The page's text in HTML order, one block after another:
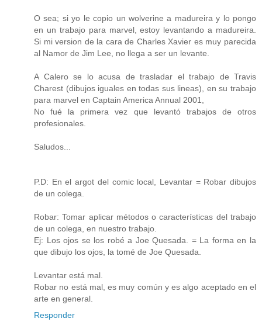
O sea; si yo le copio un wolverine a madureira y lo pongo
en un trabajo para marvel, estoy levantando a madureira.
Si mi version de la cara de Charles Xavier es muy parecida
al Namor de Jim Lee, no llega a ser un levante.
A Calero se lo acusa de trasladar el trabajo de Travis
Charest (dibujos iguales en todas sus lineas), en su trabajo
para marvel en Captain America Annual 2001,
No fué la primera vez que levantó trabajos de otros
profesionales.
Saludos...
P.D: En el argot del comic local, Levantar = Robar dibujos
de un colega.
Robar: Tomar aplicar métodos o características del trabajo
de un colega, en nuestro trabajo.
Ej: Los ojos se los robé a Joe Quesada. = La forma en la
que dibujo los ojos, la tomé de Joe Quesada.
Levantar está mal.
Robar no está mal, es muy común y es algo aceptado en el
arte en general.
Responder